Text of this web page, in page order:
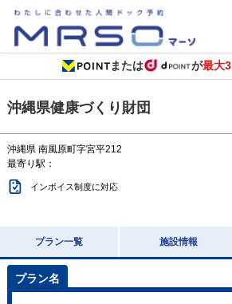
または が最大
沖縄県健康づくり財団
沖縄県 南風原町字宮平212
最寄り駅：
インボイス制度に対応
プラン一覧 施設情報